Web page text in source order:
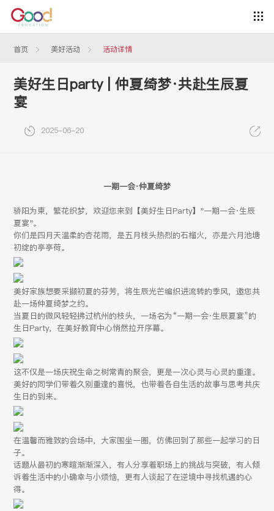
首页 美好活动 活动详情
美好生日party | 仲夏绮梦·共赴生辰夏
宴
2025-06-20
一期一会·仲夏绮梦
骄阳为柬，繁花织梦，欢迎您来到【美好生日Party】"一期一会·生辰
夏宴"。
你们是四月天温柔的杏花雨，是五月枝头热烈的石榴火，亦是六月池塘
初绽的亭亭荷。
美好家族想要采撷初夏的芬芳，将生辰光芒编织进流转的季风，邀您共
赴一场仲夏绮梦之约。
当夏日的微风轻轻拂过杭州的枝头，一场名为“一期一会·生辰夏宴”的
生日Party，在美好教育中心悄然拉开序幕。
这不仅是一场庆祝生命之树常青的聚会，更是一次心灵与心灵的重逢。
美好的同学们带着久别重逢的喜悦，也带着各自生活的故事与思考共庆
生日的到来。
在温馨而雅致的会场中，大家围坐一圈，仿佛回到了那些一起学习的日
子。
话题从最初的寒暄渐渐深入，有人分享着职场上的挑战与突破，有人倾
诉着生活中的小确幸与小烦恼，更有人谈起了在逆境中寻找机遇的心
得。